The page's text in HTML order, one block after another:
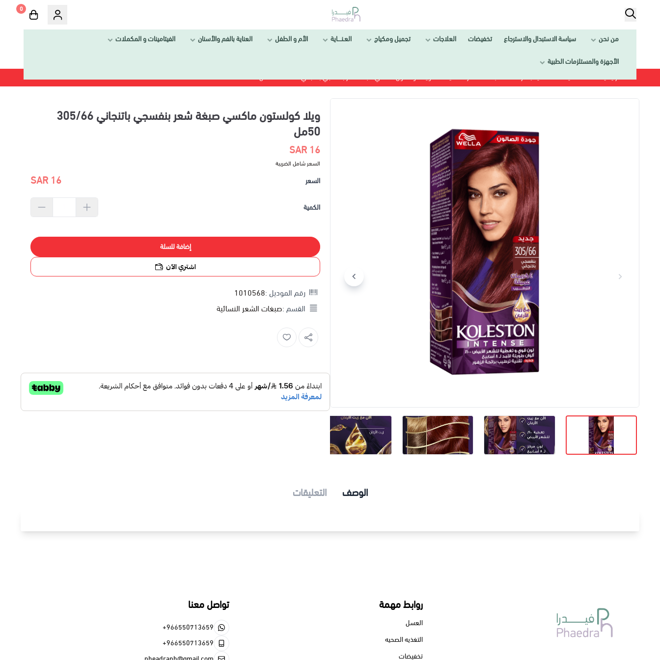
0
من نحن سياسة الاستبدال والاسترجاع تخفيضات العلاجات تجميل ومكياج العـنــــاية الأم و الطفل العناية بالفم والأسنان الفيتامينات و المكملات
الأجهزة والمستلزمات الطبية
الرئيسية
العـنــــاية العناية بالمرأة صبغات الشعر النسائية ويلا كولستون ماكسي صبغة شعر بنفسجي باتنجاني 305/66 50مل
ويلا كولستون ماكسي صبغة شعر بنفسجي باتنجاني 305/66
50مل
16 SAR
السعر شامل الضريبة
السعر 16 SAR
الكمية
إضافة للسلة
اشتري الآن
رقم الموديل :1010568
القسم :صبغات الشعر النسائية
الوصف التعليقات
روابط مهمة
العسل
التغذيه الصحيه
تخفيضات
تواصل معنا
+966550713659
+966550713659